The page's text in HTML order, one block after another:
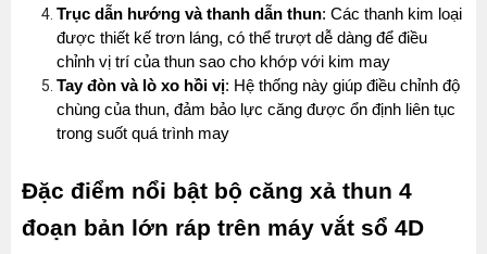
Trục dẫn hướng và thanh dẫn thun: Các thanh kim loại
được thiết kế trơn láng, có thể trượt dễ dàng để điều
chỉnh vị trí của thun sao cho khớp với kim may
Tay đòn và lò xo hồi vị: Hệ thống này giúp điều chỉnh độ
chùng của thun, đảm bảo lực căng được ổn định liên tục
trong suốt quá trình may
Đặc điểm nổi bật bộ căng xả thun 4
đoạn bản lớn ráp trên máy vắt sổ 4D